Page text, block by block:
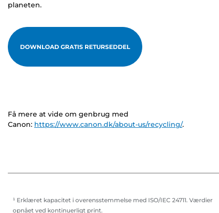
planeten.
DOWNLOAD GRATIS RETURSEDDEL
Få mere at vide om genbrug med
Canon: https://www.canon.dk/about-us/recycling/.
¹ Erklæret kapacitet i overensstemmelse med ISO/IEC 24711. Værdier
opnået ved kontinuerligt print.